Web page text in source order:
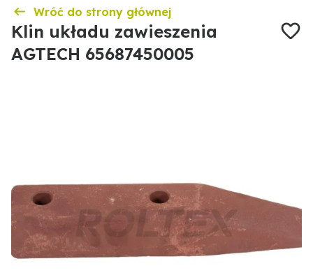
Wróć do strony głównej
Klin układu zawieszenia
AGTECH 65687450005